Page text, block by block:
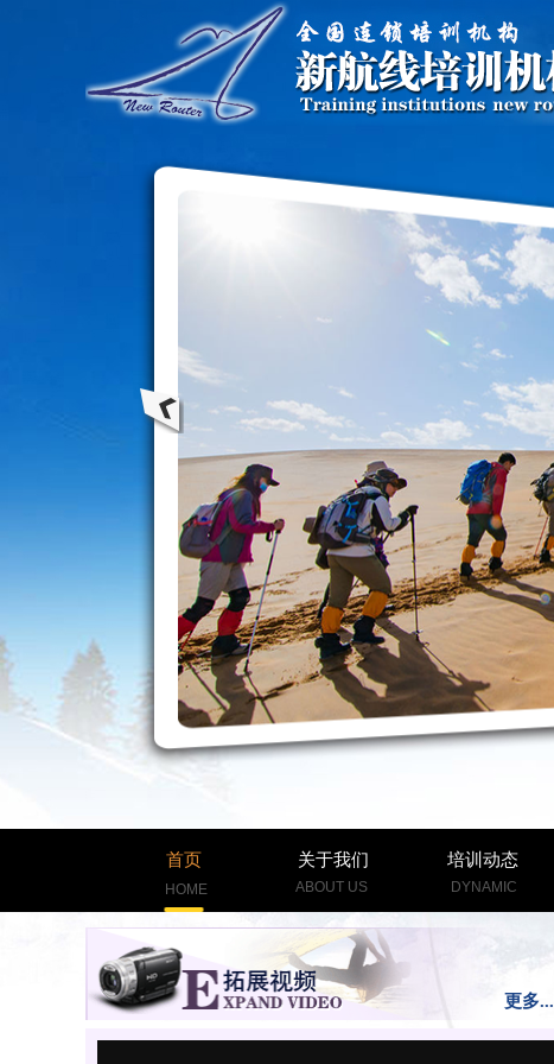
首页 关于我们 培训动态
HOME ABOUT US DYNAMIC
更多...